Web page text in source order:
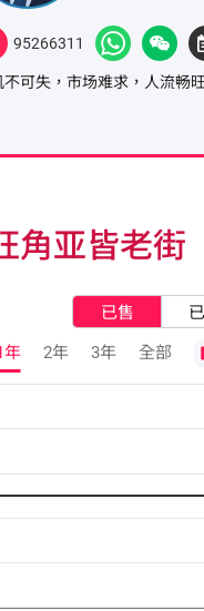
角亚皆老街
已售
年 2年 3年 全部
95266311
不可失，市场难求，人流畅